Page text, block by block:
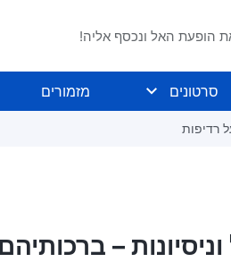
הופעת האל ונכסף אליה!
סרטונים מזמורים
רדיפות
–